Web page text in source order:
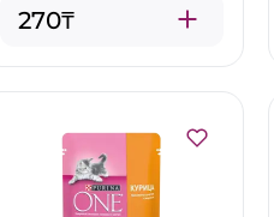
270₸